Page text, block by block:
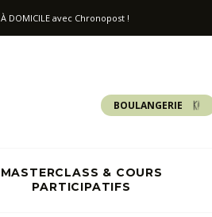
À DOMICILE avec Chronopost !
BOULANGERIE
MASTERCLASS & COURS
PARTICIPATIFS